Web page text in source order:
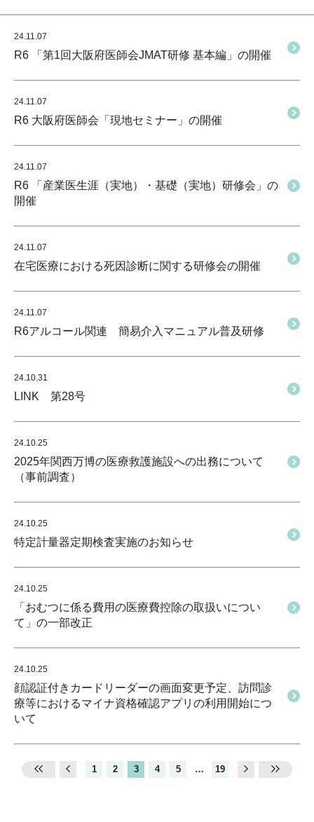
24.11.07
R6 「第1回大阪府医師会JMAT研修 基本編」の開催
24.11.07
R6 大阪府医師会「現地セミナー」の開催
24.11.07
R6 「産業医生涯（実地）・基礎（実地）研修会」の
開催
24.11.07
在宅医療における死因診断に関する研修会の開催
24.11.07
R6アルコール関連 簡易介入マニュアル普及研修
24.10.31
LINK 第28号
24.10.25
2025年関西万博の医療救護施設への出務について
（事前調査）
24.10.25
特定計量器定期検査実施のお知らせ
24.10.25
「おむつに係る費用の医療費控除の取扱いについ
て」の一部改正
24.10.25
顔認証付きカードリーダーの画面変更予定、訪問診
療等におけるマイナ資格確認アプリの利用開始につ
いて
1 2 3 4 5 … 19